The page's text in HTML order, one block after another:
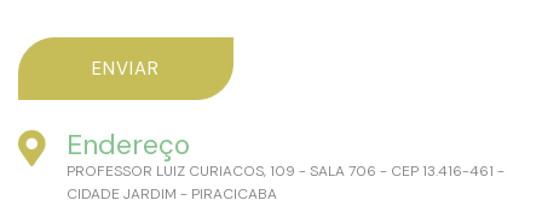
Endereço
PROFESSOR LUIZ CURIACOS, 109 - SALA 706 - CEP 13.416-461 -
CIDADE JARDIM - PIRACICABA